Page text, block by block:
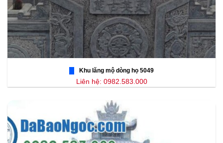
Khu lăng mộ dòng họ 5049
Liên hệ: 0982.583.000